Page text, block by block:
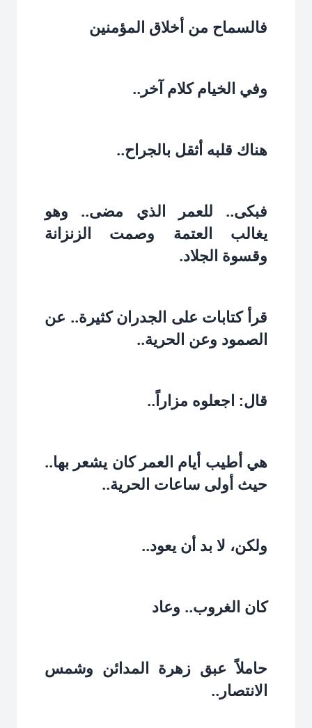
فالسماح من أخلاق المؤمنين‏
وفي الخيام كلام آخر..‏
هناك قلبه أثقل بالجراح..‏
فبكى.. للعمر الذي مضى.. وهو
يغالب العتمة وصمت الزنزانة
وقسوة الجلاد.‏
قرأ كتابات على الجدران كثيرة.. عن
الصمود وعن الحرية..‏
قال: اجعلوه مزاراً..‏
هي أطيب أيام العمر كان يشعر بها..
حيث أولى ساعات الحرية..‏
ولكن، لا بد أن يعود..‏
كان الغروب.. وعاد‏
حاملاً عبق زهرة المدائن وشمس
الانتصار..‏